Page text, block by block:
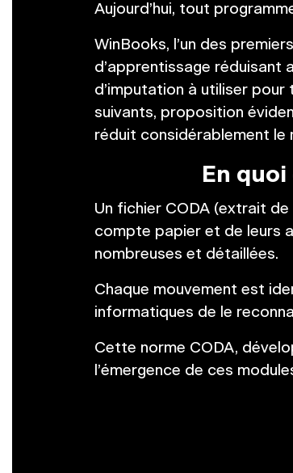
Aujourd’hui, tout
WinBooks, l’un des
d’apprentissage réduisant
d’imputation à utiliser
suivants, proposition
réduit considérablement le
En
Un fichier CODA (extrait
compte papier et de leurs
nombreuses et détaillées.
Chaque mouvement est
informatiques de le
Cette norme CODA,
l’émergence de ces